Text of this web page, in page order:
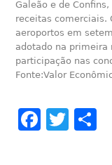
Galeão e de
receitas comerciais.
aeroportos em
adotado na primeira
participação nas
Fonte:Valor